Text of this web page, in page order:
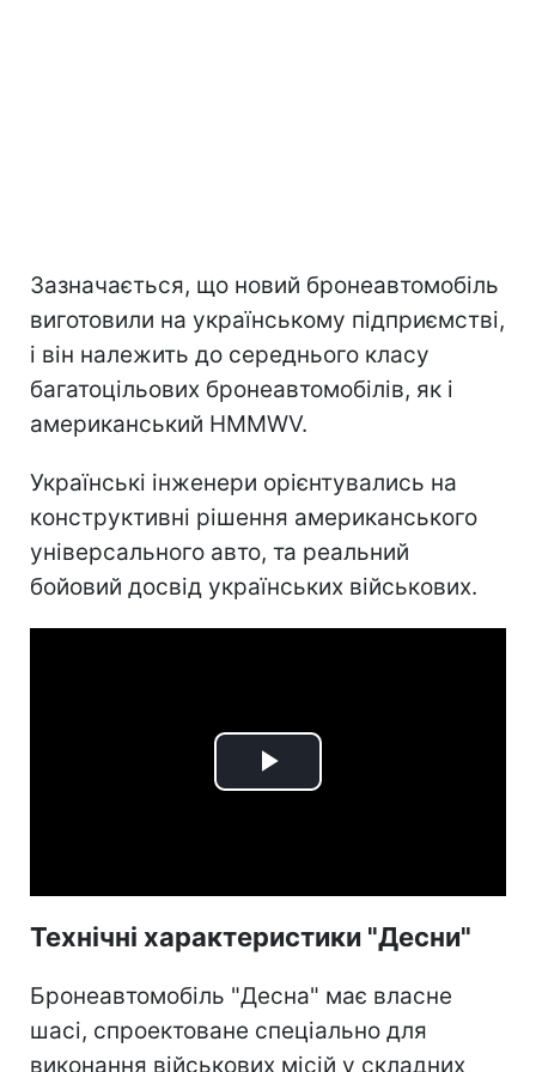
Зазначається, що новий бронеавтомобіль
виготовили на українському підприємстві,
і він належить до середнього класу
багатоцільових бронеавтомобілів, як і
американський HMMWV.
Українські інженери орієнтувались на
конструктивні рішення американського
універсального авто, та реальний
бойовий досвід українських військових.
Play
Технічні характеристики "Десни"
Бронеавтомобіль "Десна" має власне
шасі, спроектоване спеціально для
виконання військових місій у складних